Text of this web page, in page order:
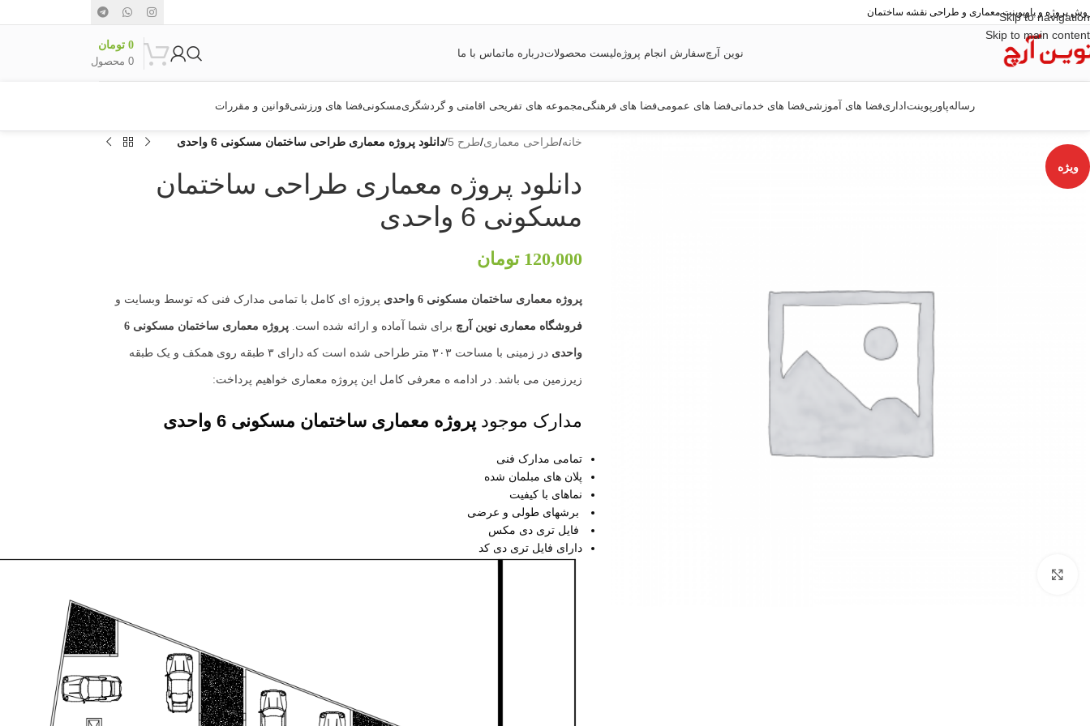
Skip to navigation
Skip to main content
پروژه و پاوپوینت معماری و طراحی نقشه ساختمان
نوین آرچسفارش انجام پروژهلیست محصولاتدرباره ماتماس با ما
0 محصول
0 تومان
رسالهپاورپوینت اداریفضا های آموزشیفضا های خدماتیفضا های عمومیفضا های فرهنگیمجموعه های تفریحی اقامتی و گردشگریمسکونیفضا های ورزشیقوانین و مقررات
ویژه
خانه/طراحی معماری/طرح 5 /دانلود پروژه معماری طراحی ساختمان مسکونی 6 واحدی
دانلود پروژه معماری طراحی ساختمان
مسکونی 6 واحدی
120,000 تومان
پروژه معماری ساختمان مسکونی 6 واحدی پروژه ای کامل با تمامی مدارک فنی که توسط وبسایت و
فروشگاه معماری نوین آرچ برای شما آماده و ارائه شده است. پروژه معماری ساختمان مسکونی 6
واحدی در زمینی با مساحت ۳۰۳ متر طراحی شده است که دارای ۳ طبقه روی همکف و یک طبقه
زیرزمین می باشد. در ادامه ه معرفی کامل این پروژه معماری خواهیم پرداخت:
مدارک موجود پروژه معماری ساختمان مسکونی 6 واحدی
تمامی مدارک فنی
پلان های مبلمان شده
نماهای با کیفیت
برشهای طولی و عرضی
فایل تری دی مکس
دارای فایل تری دی کد